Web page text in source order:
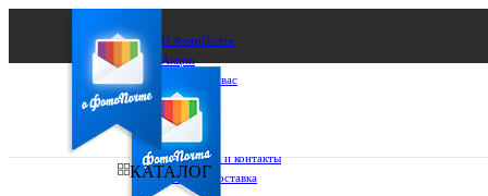
О ФотоПочте
Акции
Сделаем за вас
Бизнесу
FAQ
Франшиза
Поддержка и контакты
Оплата и доставка
КАТАЛОГ